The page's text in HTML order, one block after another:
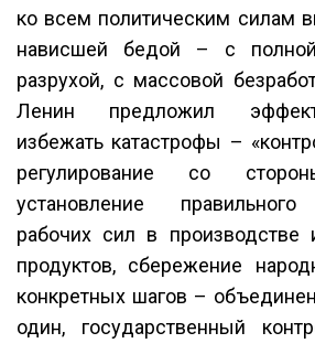
ко всем политическим силам
нависшей бедой – с полной
разрухой, с массовой
Ленин предложил
избежать катастрофы –
регулирование со
установление
рабочих сил в производстве
продуктов, сбережение
конкретных шагов –
один, государственный